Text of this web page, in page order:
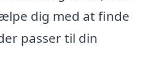
dig med at finde
passer til din